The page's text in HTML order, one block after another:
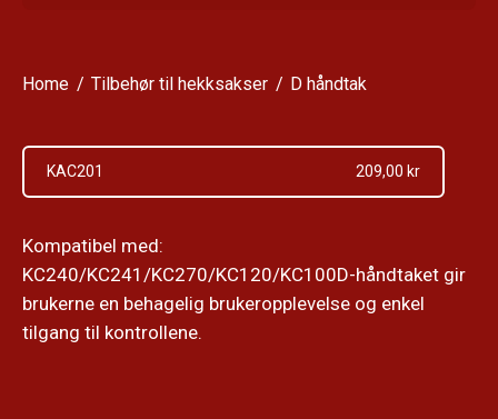
Home Tilbehør til hekksakser D håndtak
KAC201 209,00 kr
Kompatibel med:
KC240/KC241/KC270/KC120/KC100D-håndtaket gir
brukerne en behagelig brukeropplevelse og enkel
tilgang til kontrollene.